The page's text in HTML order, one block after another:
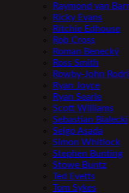
Raymond van
Ricky Evans
Ritchie Edhouse
Rob Cross
Roman Benecký
Ross Smith
Rowby-John
Ryan Joyce
Ryan Searle
Scott Williams
Sebastian Bialecki
Seigo Asada
Simon Whitlock
Stephen Bunting
Stowe Buntz
Ted Evetts
Tom Sykes